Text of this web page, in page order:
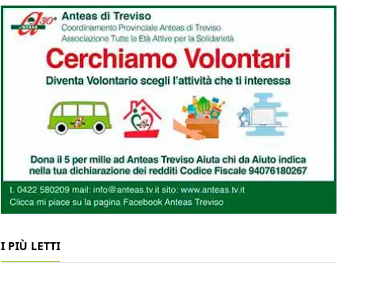
I PIÙ LETTI